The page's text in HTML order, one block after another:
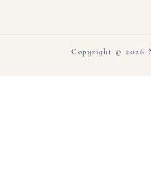
Copyright © 2026